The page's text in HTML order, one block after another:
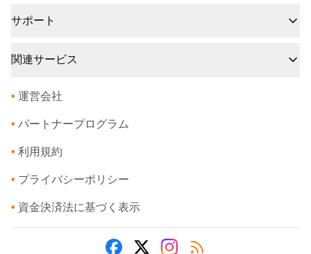
サポート
関連サービス
• 運営会社
• パートナープログラム
• 利用規約
• プライバシーポリシー
• 資金決済法に基づく表示